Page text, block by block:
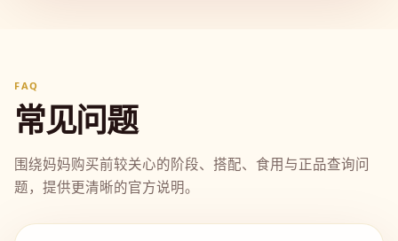
FAQ
常见问题
围绕妈妈购买前较关心的阶段、搭配、食用与正品查询问
题，提供更清晰的官方说明。